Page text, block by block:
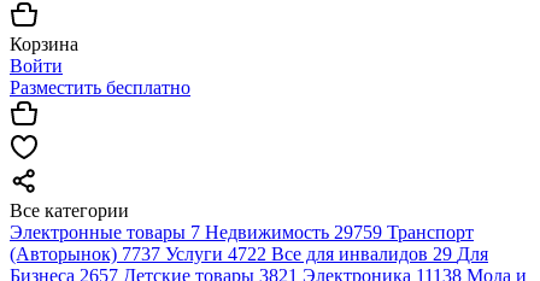
Корзина
Войти
Разместить бесплатно
Все категории
Электронные товары 7 Недвижимость 29759 Транспорт
(Авторынок) 7737 Услуги 4722 Все для инвалидов 29 Для
Бизнеса 2657 Детские товары 3821 Электроника 11138 Мода и